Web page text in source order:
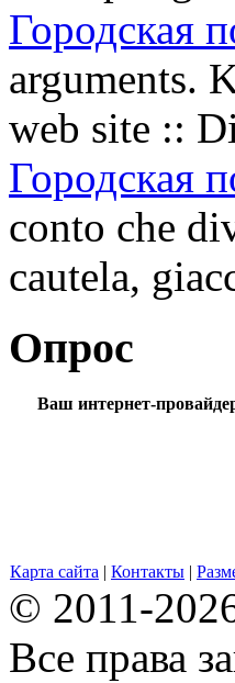
Городская
arguments.
web site ::
Городская
conto che
cautela,
Опрос
Ваш интернет-
Карта сайта | Контакты |
© 2011-
Все права